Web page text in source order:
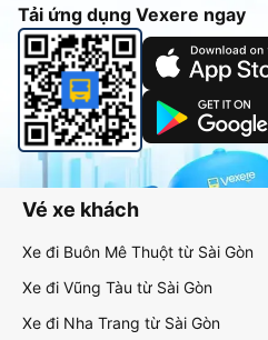
Tải ứng dụng Vexere ngay
Vé xe khách
Xe đi Buôn Mê Thuột từ Sài Gòn
Xe đi Vũng Tàu từ Sài Gòn
Xe đi Nha Trang từ Sài Gòn